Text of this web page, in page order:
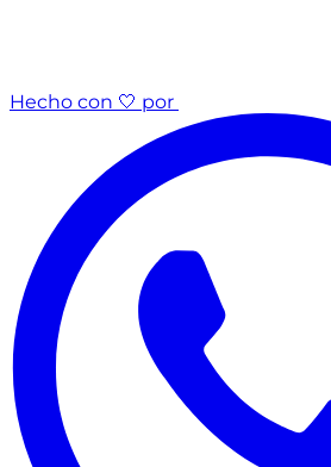
Hecho con 🤍 por